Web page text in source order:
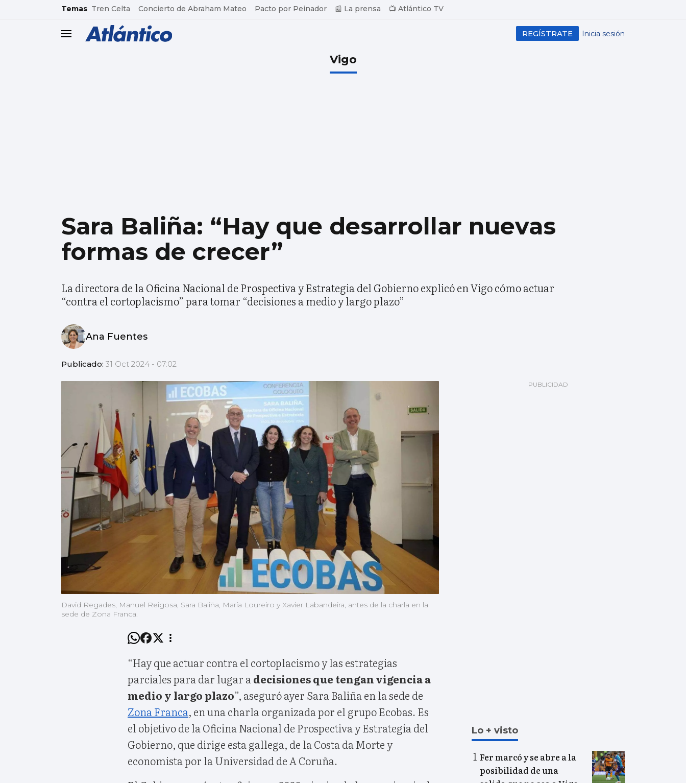
common.go-to-content
Temas Tren Celta Concierto de Abraham Mateo Pacto por Peinador 📰 La prensa 📺 Atlántico TV
header.menu.open Inicia sesión
REGÍSTRATE
Vigo
Sara Baliña: “Hay que desarrollar nuevas
formas de crecer”
La directora de la Oficina Nacional de Prospectiva y Estrategia del Gobierno explicó en Vigo cómo actuar
“contra el cortoplacismo” para tomar “decisiones a medio y largo plazo”
Ana Fuentes
Publicado: 31 Oct 2024 - 07:02
David Regades, Manuel Reigosa, Sara Baliña, María Loureiro y Xavier Labandeira, antes de la charla en la
sede de Zona Franca.
“Hay que actuar contra el cortoplacismo y las estrategias
parciales para dar lugar a decisiones que tengan vigencia a
medio y largo plazo”, aseguró ayer Sara Baliña en la sede de
Zona Franca, en una charla organizada por el grupo Ecobas. Es
el objetivo de la Oficina Nacional de Prospectiva y Estrategia del
Gobierno, que dirige esta gallega, de la Costa da Morte y
economista por la Universidad de A Coruña.
Lo + visto
Fer marcó y se abre a la
posibilidad de una